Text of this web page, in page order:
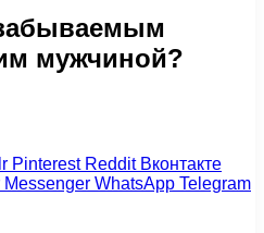
мужчиной?
Pinterest Reddit Вконтакте
Messenger WhatsApp Telegram